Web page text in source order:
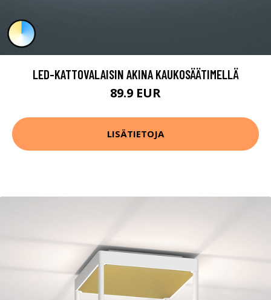
LED-KATTOVALAISIN AKINA KAUKOSÄÄTIMELLÄ
89.9 EUR
LISÄTIETOJA